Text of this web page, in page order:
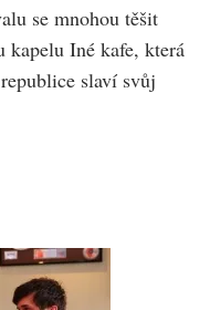
se mnohou těšit
kapelu Iné kafe, která
slaví svůj